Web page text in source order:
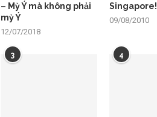
– Mỳ Ý mà không phải
mỳ Ý
12/07/2018
Singapore!
09/08/2010
3 4